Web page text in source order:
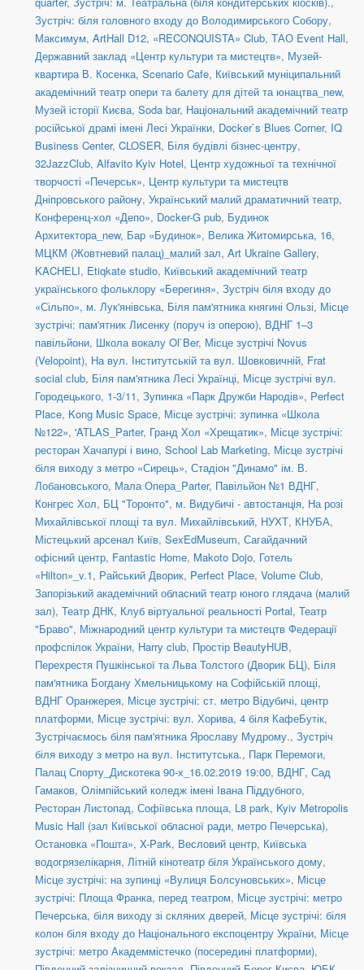
Зустріч: біля головного входу до Володимирського Собору,
Максимум, ArtHall D12, «RECONQUISTA» Club, ТАО Event Hall,
Державний заклад «Центр культури та мистецтв», Музей-
квартира В. Косенка, Scenario Cafe, Київський муніципальний
академічний театр опери та балету для дітей та юнацтва_new,
Музей історії Києва, Soda bar, Національний академічний театр
російської драмі імені Лесі Українки, Docker`s Blues Corner, IQ
Business Center, CLOSER, Біля будівлі бізнес-центру,
32JazzClub, Alfavito Kyiv Hotel, Центр художньої та технічної
творчості «Печерськ», Центр культури та мистецтв
Дніпровського району, Український малий драматичний театр,
Конференц-хол «Депо», Docker-G pub, Будинок
Архитектора_new, Бар «Будинок», Велика Житомирська, 16,
МЦКМ (Жовтневий палац)_малий зал, Art Ukraine Gallery,
KACHELI, Etiqkate studio, Київський академічний театр
українського фольклору «Берегиня», Зустріч біля входу до
«Сільпо», м. Лук'янівська, Біля пам'ятника княгині Ользі, Місце
зустрічі: пам'ятник Лисенку (поруч із оперою), ВДНГ 1–3
павільйони, Школа вокалу Ol`Ber, Місце зустрічі Novus
(Velopoint), На вул. Інститутській та вул. Шовковичній, Frat
social сlub, Біля пам'ятника Лесі Українці, Місце зустрічі вул.
Городецького, 1-3/11, Зупинка «Парк Дружби Народів», Perfect
Place, Kong Music Space, Місце зустрічі: зупинка «Школа
№122», 'ATLAS_Parter, Гранд Хол «Хрещатик», Місце зустрічі:
ресторан Хачапурі і вино, School Lab Marketing, Місце зустрічі
біля виходу з метро «Сирець», Стадіон "Динамо" ім. В.
Лобановського, Мала Опера_Parter, Павільйон №1 ВДНГ,
Конгрес Хол, БЦ "Торонто", м. Видубичі - автостанція, На розі
Михайлівської площі та вул. Михайлівський, НУХТ, КНУБА,
Містецький арсенал Київ, SexEdMuseum, Сагайдачний
офісний центр, Fantastic Home, Makoto Dojo, Готель
«Hilton»_v.1, Райський Дворик, Perfect Place, Volume Club,
Запорізький академічний обласний театр юного глядача (малий
зал), Театр ДНК, Клуб віртуальної реальності Portal, Театр
"Браво", Міжнародний центр культури та мистецтв Федерації
профспілок України, Harry club, Простір BeautyHUB,
Перехрестя Пушкінської та Льва Толстого (Дворик БЦ), Біля
пам'ятника Богдану Хмельницькому на Софійській площі,
ВДНГ Оранжерея, Місце зустрічі: ст. метро Відубичі, центр
платформи, Місце зустрічі: вул. Хорива, 4 біля КафеБутік,
Зустрічаємось біля пам'ятника Ярославу Мудрому., Зустріч
біля виходу з метро на вул. Інститутська., Парк Перемоги,
Палац Спорту_Дискотека 90-х_16.02.2019 19:00, ВДНГ, Сад
Гамаков, Олімпійський коледж імені Івана Піддубного,
Ресторан Листопад, Софіївська площа, L8 park, Kyiv Metropolis
Music Hall (зал Київської обласної ради, метро Печерська),
Остановка «Пошта», X-Park, Весловий центр, Київська
водогрязелікарня, Літній кінотеатр біля Українського дому,
Місце зустрічі: на зупинці «Вулиця Болсуновських», Місце
зустрічі: Площа Франка, перед театром, Місце зустрічі: метро
Печерська, біля виходу зі скляних дверей, Місце зустрічі: біля
колон біля входу до Національного експоцентру України, Місце
зустрічі: метро Академмістечко (посередині платформи),